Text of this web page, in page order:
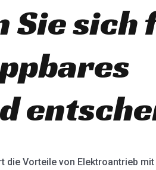
Sie sich
die Vorteile von Elektroantrieb